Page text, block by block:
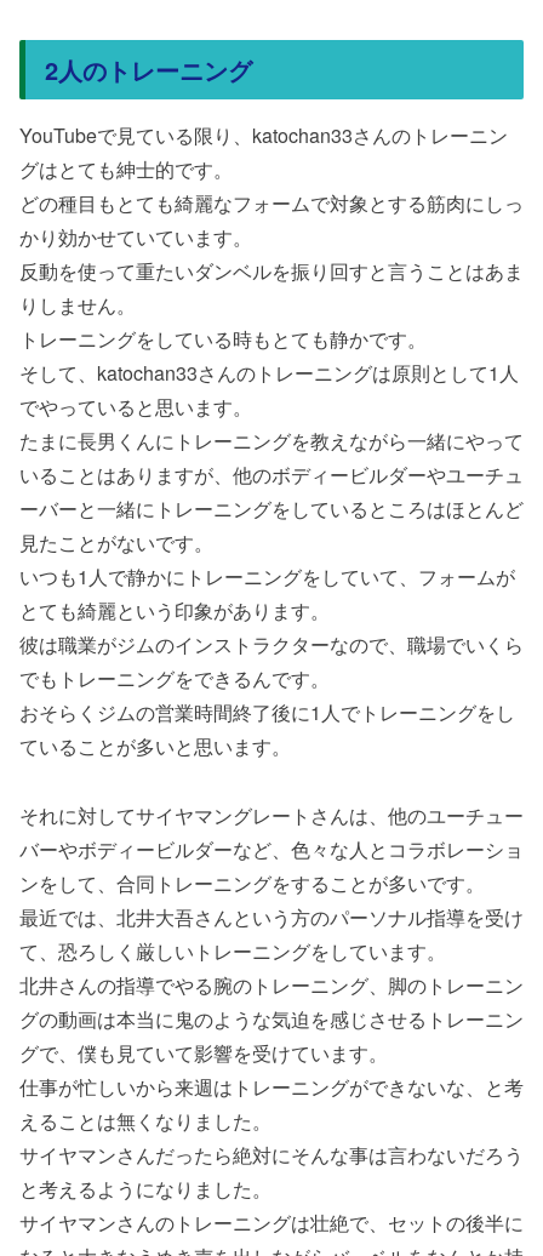
2人のトレーニング
YouTubeで見ている限り、katochan33さんのトレーニン
グはとても紳士的です。
どの種目もとても綺麗なフォームで対象とする筋肉にしっ
かり効かせていています。
反動を使って重たいダンベルを振り回すと言うことはあま
りしません。
トレーニングをしている時もとても静かです。
そして、katochan33さんのトレーニングは原則として1人
でやっていると思います。
たまに長男くんにトレーニングを教えながら一緒にやって
いることはありますが、他のボディービルダーやユーチュ
ーバーと一緒にトレーニングをしているところはほとんど
見たことがないです。
いつも1人で静かにトレーニングをしていて、フォームが
とても綺麗という印象があります。
彼は職業がジムのインストラクターなので、職場でいくら
でもトレーニングをできるんです。
おそらくジムの営業時間終了後に1人でトレーニングをし
ていることが多いと思います。
それに対してサイヤマングレートさんは、他のユーチュー
バーやボディービルダーなど、色々な人とコラボレーショ
ンをして、合同トレーニングをすることが多いです。
最近では、北井大吾さんという方のパーソナル指導を受け
て、恐ろしく厳しいトレーニングをしています。
北井さんの指導でやる腕のトレーニング、脚のトレーニン
グの動画は本当に鬼のような気迫を感じさせるトレーニン
グで、僕も見ていて影響を受けています。
仕事が忙しいから来週はトレーニングができないな、と考
えることは無くなりました。
サイヤマンさんだったら絶対にそんな事は言わないだろう
と考えるようになりました。
サイヤマンさんのトレーニングは壮絶で、セットの後半に